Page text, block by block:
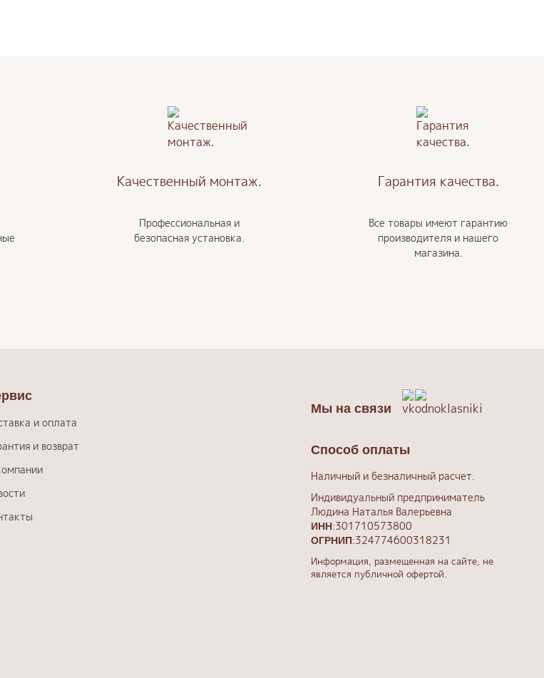
Качественный монтаж.
Профессиональная и
безопасная установка.
Гарантия качества.
Все товары имеют гарантию
производителя и нашего
магазина.
и оплата
и возврат
Мы на связи
Способ оплаты
Наличный и безналичный расчет.
Индивидуальный предприниматель
Людина Наталья Валерьевна
ИНН:301710573800
ОГРНИП:324774600318231
Информация, размещенная на сайте, не
является публичной офертой.